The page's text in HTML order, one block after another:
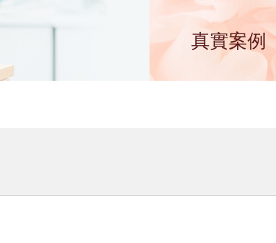
真實案例